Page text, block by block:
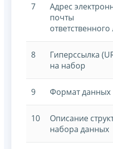
7
Адрес
почты
ответственного
8
Гиперссылка
на набор
9 Формат данных
10
Описание
набора данных